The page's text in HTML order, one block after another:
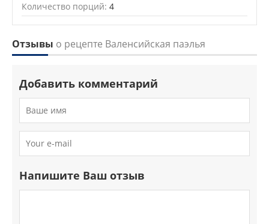
Количество порций: 4
Отзывы о рецепте Валенсийская паэлья
Добавить комментарий
Напишите Ваш отзыв